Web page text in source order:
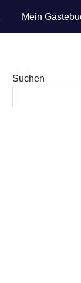
Mein
Suchen